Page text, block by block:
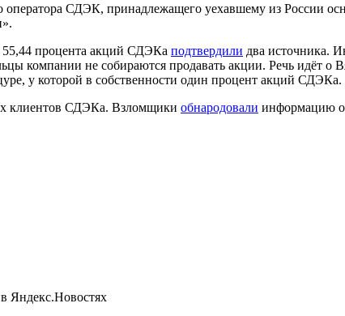
оператора СДЭК, принадлежащего уехавшему из России
процента акций СДЭКа подтвердили два источника.
компании не собираются продавать акции. Речь идёт
у которой в собственности один процент акций СДЭКа.
клиентов СДЭКа. Взломщики обнародовали информацию о
Яндекс.Новостях